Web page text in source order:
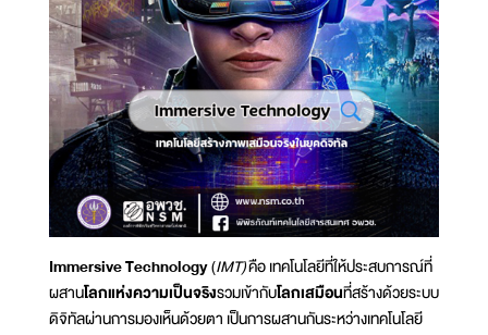
Immersive Technology(IMT)คือ เทคโนโลยีที่ให้ประสบการณ์ที่
ผสานโลกแห่งความเป็นจริงรวมเข้ากับโลกเสมือนที่สร้างด้วยระบบ
ดิจิทัลผ่านการมองเห็นด้วยตา เป็นการผสานกันระหว่างเทคโนโลยี